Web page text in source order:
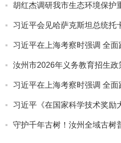
胡红杰调研我市生态环境保护
习近平会见哈萨克斯坦总统托
汝州市2026年义务教育招生政